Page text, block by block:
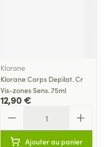
Klorane
Klorane Corps Depilat. Cr
Vis-zones Sens. 75ml
12,90 €
Ajouter au panier